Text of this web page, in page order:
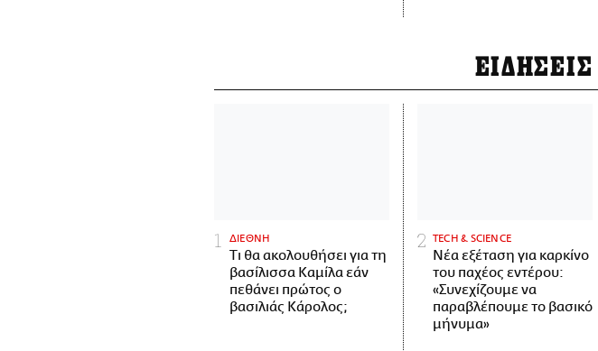
ΕΙΔΗΣΕΙΣ
ΔΙΕΘΝΗ
Τι θα ακολουθήσει για τη
βασίλισσα Καμίλα εάν
πεθάνει πρώτος ο
βασιλιάς Κάρολος;
ΤECH & SCIENCE
Νέα εξέταση για καρκίνο
του παχέος εντέρου:
«Συνεχίζουμε να
παραβλέπουμε το βασικό
μήνυμα»